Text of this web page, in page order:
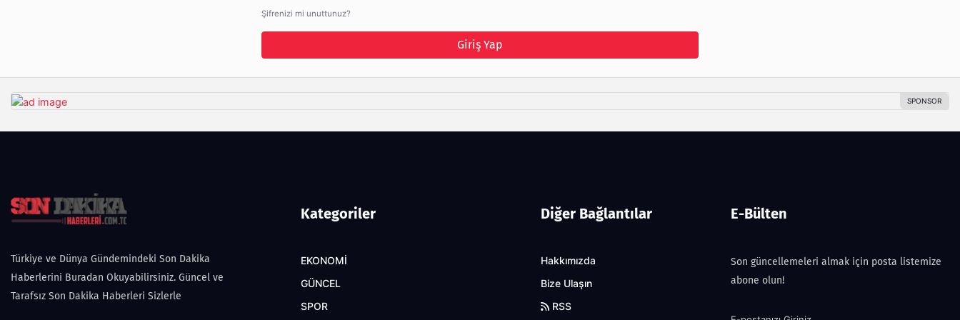
Şifrenizi mi unuttunuz?
Giriş Yap
Türkiye ve Dünya Gündemindeki Son Dakika
Haberlerini Buradan Okuyabilirsiniz. Güncel ve
Tarafsız Son Dakika Haberleri Sizlerle
Kategoriler
EKONOMİ
GÜNCEL
SPOR
Diğer Bağlantılar
Hakkımızda
Bize Ulaşın
RSS
E-Bülten
Son güncellemeleri almak için posta listemize
abone olun!